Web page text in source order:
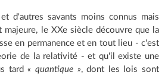
d'autres savants moins connus mais
le XXe siècle découvre que la
en permanence et en tout lieu - c'est
de la relativité - et qu'il existe une
tard« quantique », dont les lois sont